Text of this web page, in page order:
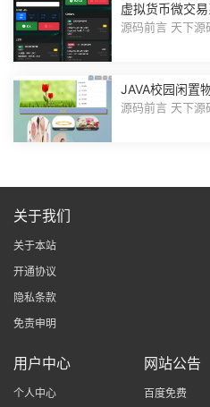
虚拟货币微交
交易现货交易
源码前言 天下源
JAVA校园闲置
搜索物品物品
源码前言 天下
关于我们
关于本站
开通协议
隐私条款
免责申明
用户中心
个人中心
网站公告
百度免费